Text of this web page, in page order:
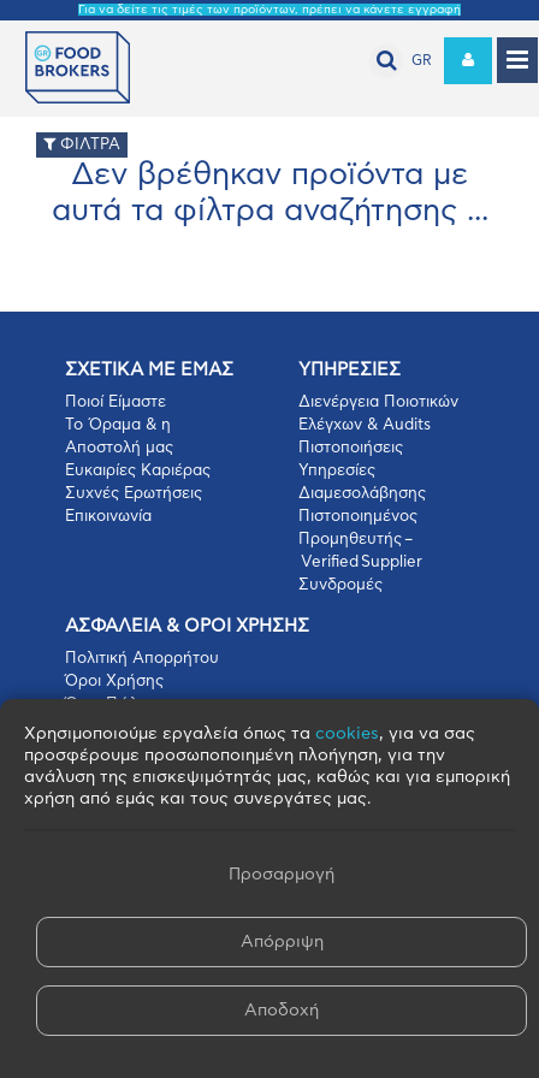
Για να δείτε τις τιμές των προϊόντων, πρέπει να κάνετε εγγραφή
GR
ΦΙΛΤΡΑ
Δεν βρέθηκαν προϊόντα με
αυτά τα φίλτρα αναζήτησης ...
ΣΧΕΤΙΚΑ ΜΕ ΕΜΑΣ
Ποιοί Είμαστε
Το Όραμα & η
Αποστολή μας
Ευκαιρίες Καριέρας
Συχνές Ερωτήσεις
Επικοινωνία
ΥΠΗΡΕΣΙΕΣ
Διενέργεια Ποιοτικών
Ελέγχων & Audits
Πιστοποιήσεις
Υπηρεσίες
Διαμεσολάβησης
Πιστοποιημένος
Προμηθευτής –
Verified Supplier
Συνδρομές
ΑΣΦΑΛΕΙΑ & ΟΡΟΙ ΧΡΗΣΗΣ
Πολιτική Απορρήτου
Όροι Χρήσης
Όροι Πώλησης
Όροι Αγοράς
Πολιτική Cookies
Πνευματικά Δικαιώματα
Όροι & Προϋποθέσεις Escrow
Χρησιμοποιούμε εργαλεία όπως τα cookies, για να σας
προσφέρουμε προσωποποιημένη πλοήγηση, για την
ανάλυση της επισκεψιμότητάς μας, καθώς και για εμπορική
χρήση από εμάς και τους συνεργάτες μας.
Προσαρμογή
Απόρριψη
Αποδοχή